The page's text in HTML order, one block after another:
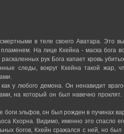
в теле своего Аватара. Это
На лице Кхейна - маска бога
рук Бога капает кровь
следы, вокруг Кхейна такой жар,
у любого демона. Он ненавидит
на который он был навечно проклят.
эльфов, он был рожден в пучинах
Кхорна. Видимо, именно это спасло
богов, Кхейн сражался с ней, но был